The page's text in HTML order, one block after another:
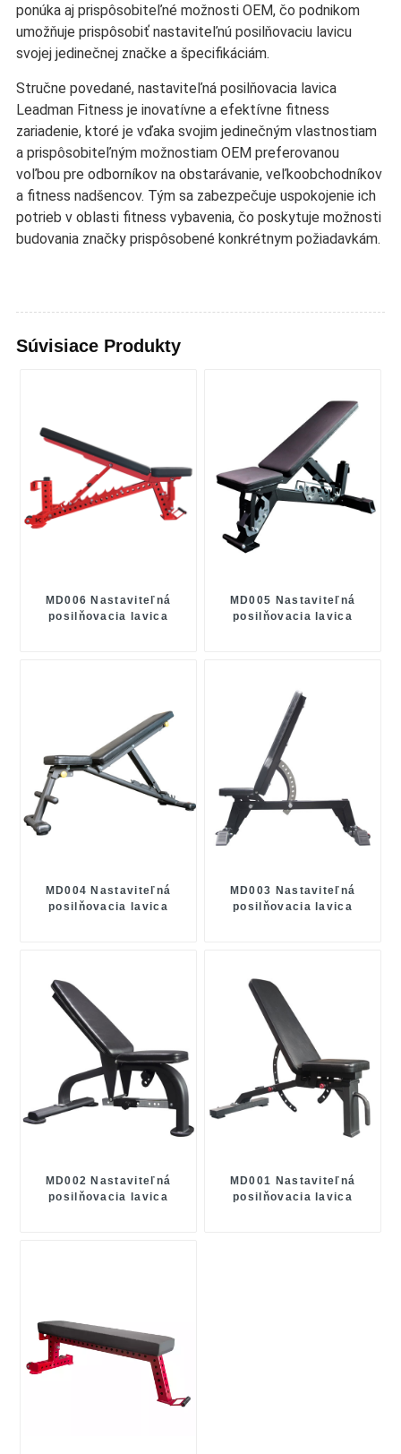
ponúka aj prispôsobiteľné možnosti OEM, čo podnikom
umožňuje prispôsobiť nastaviteľnú posilňovaciu lavicu
svojej jedinečnej značke a špecifikáciám.
Stručne povedané, nastaviteľná posilňovacia lavica
Leadman Fitness je inovatívne a efektívne fitness
zariadenie, ktoré je vďaka svojim jedinečným vlastnostiam
a prispôsobiteľným možnostiam OEM preferovanou
voľbou pre odborníkov na obstarávanie, veľkoobchodníkov
a fitness nadšencov. Tým sa zabezpečuje uspokojenie ich
potrieb v oblasti fitness vybavenia, čo poskytuje možnosti
budovania značky prispôsobené konkrétnym požiadavkám.
Súvisiace Produkty
MD006 Nastaviteľná
posilňovacia lavica
MD005 Nastaviteľná
posilňovacia lavica
MD004 Nastaviteľná
posilňovacia lavica
MD003 Nastaviteľná
posilňovacia lavica
MD002 Nastaviteľná
posilňovacia lavica
MD001 Nastaviteľná
posilňovacia lavica